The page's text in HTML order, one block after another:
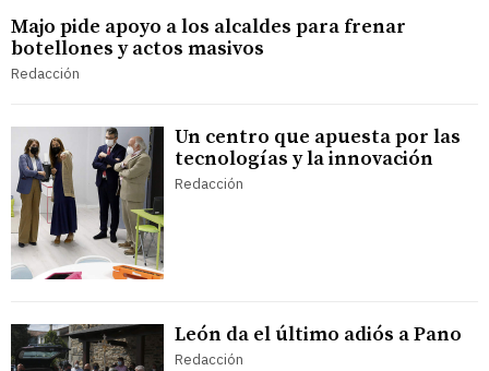
Majo pide apoyo a los alcaldes para frenar
botellones y actos masivos
Redacción
Un centro que apuesta por las
tecnologías y la innovación
Redacción
León da el último adiós a Pano
Redacción